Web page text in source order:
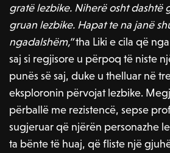
gratë lezbike. Niherë osht dashtë
gruan lezbike. Hapat te na janë
ngadalshëm,”tha Liki e cila që
saj si regjisore u përpoq të niste
punës së saj, duke u thelluar në
eksploronin përvojat lezbike.
përballë me rezistencë, sepse
sugjeruar që njërën personazhe
ta bënte të huaj, që fliste një